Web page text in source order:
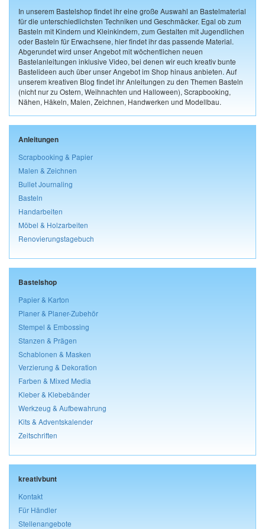
In unserem Bastelshop findet ihr eine große Auswahl an Bastelmaterial
für die unterschiedlichsten Techniken und Geschmäcker. Egal ob zum
Basteln mit Kindern und Kleinkindern, zum Gestalten mit Jugendlichen
oder Basteln für Erwachsene, hier findet ihr das passende Material.
Abgerundet wird unser Angebot mit wöchentlichen neuen
Bastelanleitungen inklusive Video, bei denen wir euch kreativ bunte
Bastelideen auch über unser Angebot im Shop hinaus anbieten. Auf
unserem kreativen Blog findet ihr Anleitungen zu den Themen Basteln
(nicht nur zu Ostern, Weihnachten und Halloween), Scrapbooking,
Nähen, Häkeln, Malen, Zeichnen, Handwerken und Modellbau.
Anleitungen
Scrapbooking & Papier
Malen & Zeichnen
Bullet Journaling
Basteln
Handarbeiten
Möbel & Holzarbeiten
Renovierungstagebuch
Bastelshop
Papier & Karton
Planer & Planer-Zubehör
Stempel & Embossing
Stanzen & Prägen
Schablonen & Masken
Verzierung & Dekoration
Farben & Mixed Media
Kleber & Klebebänder
Werkzeug & Aufbewahrung
Kits & Adventskalender
Zeitschriften
kreativbunt
Kontakt
Für Händler
Stellenangebote